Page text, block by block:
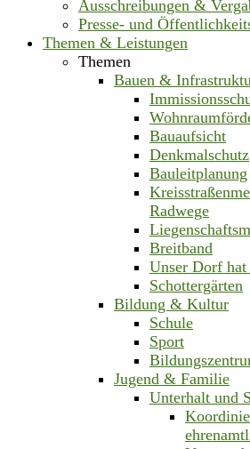
Ausschreibungen &
Presse- und
Themen & Leistungen
Themen
Bauen &
Bauaufsicht
Denkmalschutz
Bauleitplanung
Radwege
Breitband
Unser Dorf
Schottergärten
Bildung & Kultur
Schule
Sport
Jugend & Familie
Unterhalt und